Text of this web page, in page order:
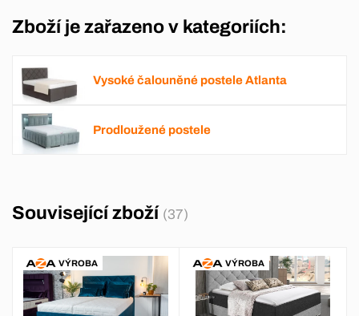
Zboží je zařazeno v kategoriích:
Vysoké čalouněné postele Atlanta
Prodloužené postele
Související zboží (37)
VÝROBA VÝROBA